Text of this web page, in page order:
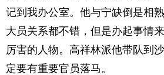
记到我办公室。他与宁缺倒是相
大员关系都不错，但是办起事情
厉害的人物。高祥林派他带队到
定要有重要官员落马。